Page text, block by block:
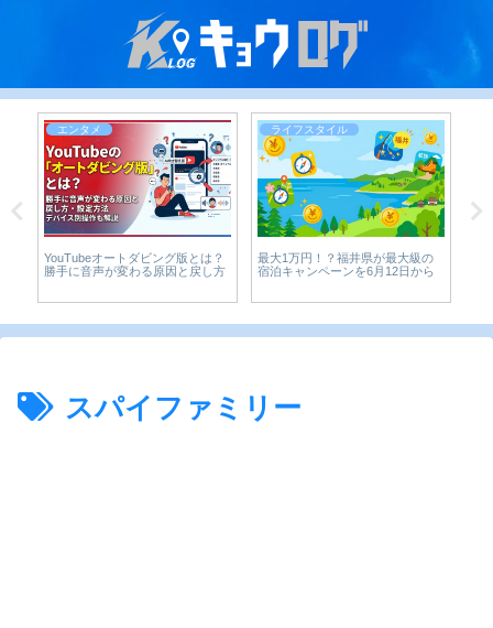
エンタメ
YouTubeオートダビング版とは？
勝手に音声が変わる原因と戻し方
ライフスタイル
最大1万円！？福井県が最大級の
宿泊キャンペーンを6月12日から
スパイファミリー